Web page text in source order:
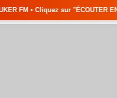
sur "ÉCOUTER EN DIRECT"